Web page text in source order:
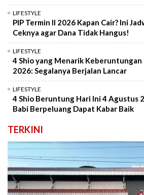
LIFESTYLE
PIP Termin II 2026 Kapan Cair? Ini
Ceknya agar Dana Tidak Hangus!
LIFESTYLE
4 Shio yang Menarik
2026: Segalanya Berjalan Lancar
LIFESTYLE
4 Shio Beruntung Hari Ini 4 Agustus
Babi Berpeluang Dapat Kabar Baik
TERKINI